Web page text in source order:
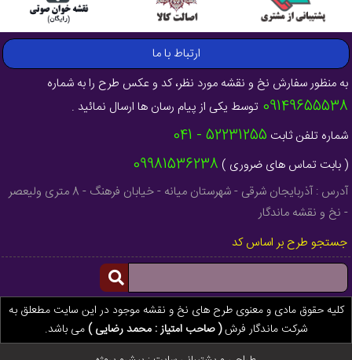
ارتباط با ما
به منظور سفارش نخ و نقشه مورد نظر، کد و عکس طرح را به شماره
09149655538 توسط یکی از پیام رسان ها ارسال نمائید .
شماره تلفن ثابت 52231255 - 041
( بابت تماس های ضروری ) 09981536238
آدرس : آذربایجان شرقی - شهرستان میانه - خیابان فرهنگ - 8 متری ولیعصر
- نخ و نقشه ماندگار
جستجو طرح بر اساس کد
کلیه حقوق مادی و معنوی طرح های نخ و نقشه موجود در این سایت مطعلق به
شرکت ماندگار فرش( صاحب امتیاز : محمد رضایی )می باشد.